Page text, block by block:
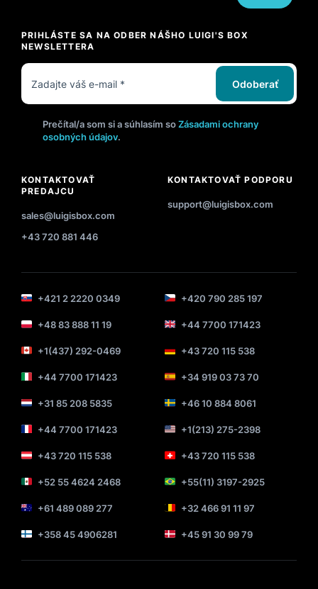
PRIHLÁSTE SA NA ODBER NÁŠHO LUIGI'S BOX
NEWSLETTERA
Odoberať
Prečítal/a som si a súhlasím soZásadami ochrany
osobných údajov.
KONTAKTOVAŤ
PREDAJCU
sales@luigisbox.com
+43 720 881 446
KONTAKTOVAŤ PODPORU
support@luigisbox.com
+421 2 2220 0349 +420 790 285 197
+48 83 888 11 19 +44 7700 171423
+1(437) 292-0469 +43 720 115 538
+44 7700 171423 +34 919 03 73 70
+31 85 208 5835 +46 10 884 8061
+44 7700 171423 +1(213) 275-2398
+43 720 115 538 +43 720 115 538
+52 55 4624 2468 +55(11) 3197-2925
+61 489 089 277 +32 466 91 11 97
+358 45 4906281 +45 91 30 99 79